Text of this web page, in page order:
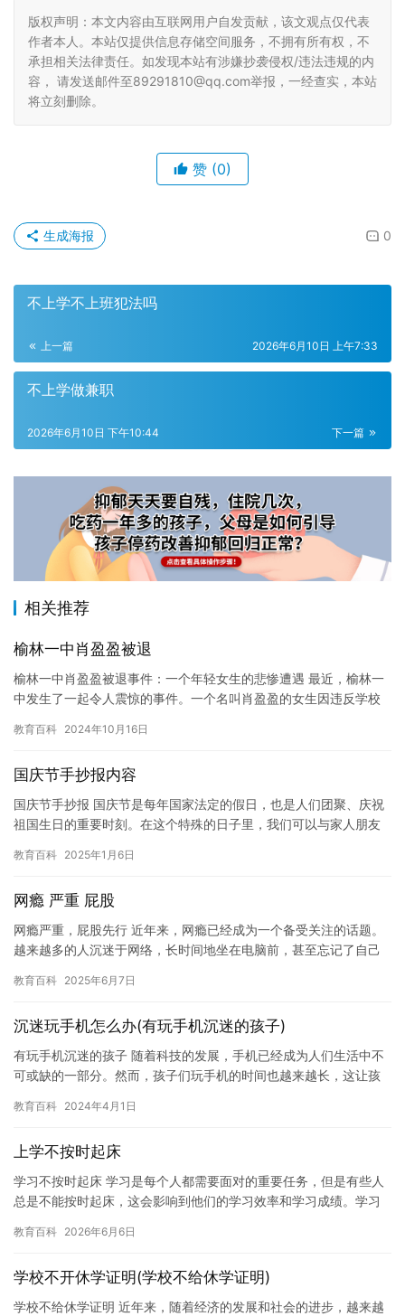
版权声明：本文内容由互联网用户自发贡献，该文观点仅代表
作者本人。本站仅提供信息存储空间服务，不拥有所有权，不
承担相关法律责任。如发现本站有涉嫌抄袭侵权/违法违规的内
容， 请发送邮件至89291810@qq.com举报，一经查实，本站
将立刻删除。
赞 (0)
0
生成海报
不上学不上班犯法吗
上一篇 2026年6月10日 上午7:33
不上学做兼职
下一篇
2026年6月10日 下午10:44
相关推荐
榆林一中肖盈盈被退
榆林一中肖盈盈被退事件：一个年轻女生的悲惨遭遇 最近，榆林一
中发生了一起令人震惊的事件。一个名叫肖盈盈的女生因违反学校
轻女…
教育百科 2024年10月16日
国庆节手抄报内容
国庆节手抄报 国庆节是每年国家法定的假日，也是人们团聚、庆祝
祖国生日的重要时刻。在这个特殊的日子里，我们可以与家人朋友
一…
教育百科 2025年1月6日
网瘾 严重 屁股
网瘾严重，屁股先行 近年来，网瘾已经成为一个备受关注的话题。
越来越多的人沉迷于网络，长时间地坐在电脑前，甚至忘记了自己
还会…
教育百科 2025年6月7日
沉迷玩手机怎么办(有玩手机沉迷的孩子)
有玩手机沉迷的孩子 随着科技的发展，手机已经成为人们生活中不
可或缺的一部分。然而，孩子们玩手机的时间也越来越长，这让孩
因…
教育百科 2024年4月1日
上学不按时起床
学习不按时起床 学习是每个人都需要面对的重要任务，但是有些人
总是不能按时起床，这会影响到他们的学习效率和学习成绩。学习
等。在…
教育百科 2026年6月6日
学校不开休学证明(学校不给休学证明)
学校不给休学证明 近年来，随着经济的发展和社会的进步，越来越